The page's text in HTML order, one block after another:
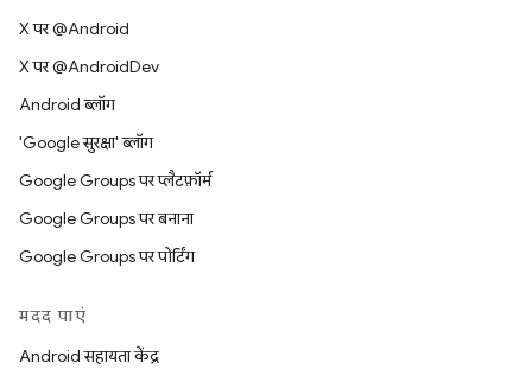
X पर @Android
X पर @AndroidDev
Android ब्लॉग
'Google सुरक्षा' ब्लॉग
Google Groups पर प्लैटफ़ॉर्म
Google Groups पर बनाना
Google Groups पर पोर्टिंग
मदद पाएं
Android सहायता केंद्र